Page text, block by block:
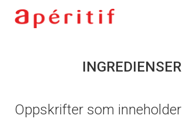
INGREDIENSER
Oppskrifter som inneholder